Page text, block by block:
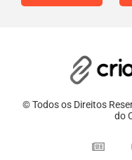
© Todos os Direitos
do